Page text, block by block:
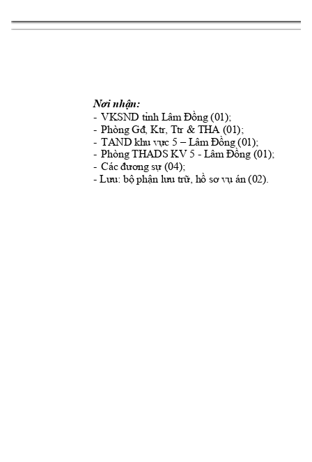
Nơi nhận:
- VKSND tỉnh Lâm Đồng (01);
- Phòng Gđ, Ktr, Ttr & THA (01);
- TAND khu vực 5 – Lâm Đồng (01);
- Phòng THADS KV 5 - Lâm Đồng (01);
- Các đương sự (04);
- Lưu: bộ phận lưu trữ, hồ sơ vụ án (02).